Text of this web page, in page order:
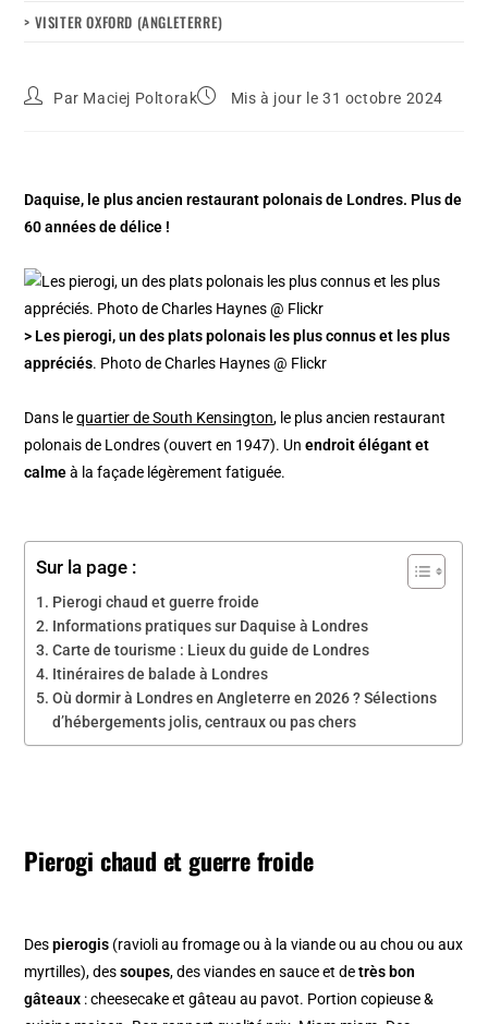
> VISITER OXFORD (ANGLETERRE)
Par Maciej Poltorak Mis à jour le 31 octobre 2024
Daquise, le plus ancien restaurant polonais de Londres. Plus de
60 années de délice !
> Les pierogi, un des plats polonais les plus connus et les plus
appréciés. Photo de Charles Haynes @ Flickr
Dans lequartier de South Kensington, le plus ancien restaurant
polonais de Londres (ouvert en 1947). Un endroit élégant et
calmeà la façade légèrement fatiguée.
Sur la page :
Pierogi chaud et guerre froide
Informations pratiques sur Daquise à Londres
Carte de tourisme : Lieux du guide de Londres
Itinéraires de balade à Londres
Où dormir à Londres en Angleterre en 2026 ? Sélections
d’hébergements jolis, centraux ou pas chers
Pierogi chaud et guerre froide
Despierogis (ravioli au fromage ou à la viande ou au chou ou aux
myrtilles), dessoupes, des viandes en sauce et detrès bon
gâteaux : cheesecake et gâteau au pavot. Portion copieuse &